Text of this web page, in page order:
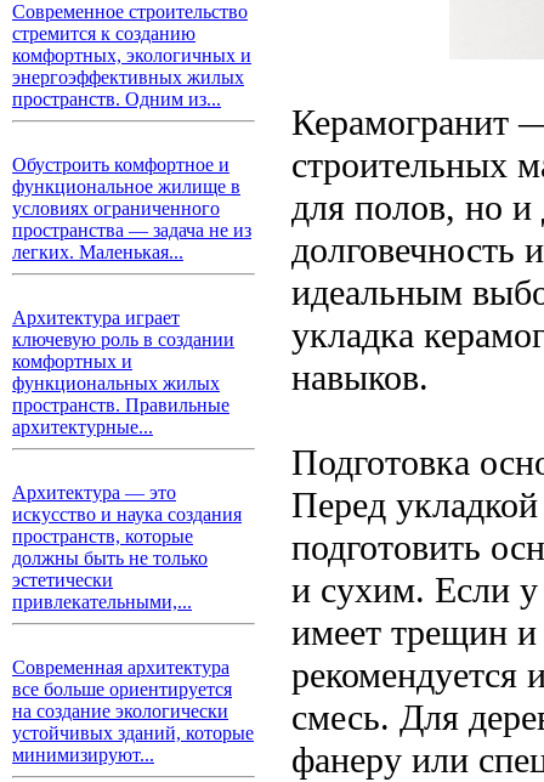
Современное строительство
стремится к созданию
комфортных, экологичных и
энергоэффективных жилых
пространств. Одним из...
Обустроить комфортное и
функциональное жилище в
условиях ограниченного
пространства — задача не из
легких. Маленькая...
Архитектура играет
ключевую роль в создании
комфортных и
функциональных жилых
пространств. Правильные
архитектурные...
Архитектура — это
искусство и наука создания
пространств, которые
должны быть не только
эстетически
привлекательными,...
Современная архитектура
все больше ориентируется
на создание экологически
устойчивых зданий, которые
минимизируют...
Керамогранит
строительных
для полов, но и
долговечность
идеальным
укладка
навыков.
Подготовка
Перед
подготовить
и сухим. Если у
имеет трещин и
рекомендуется
смесь. Для
фанеру или